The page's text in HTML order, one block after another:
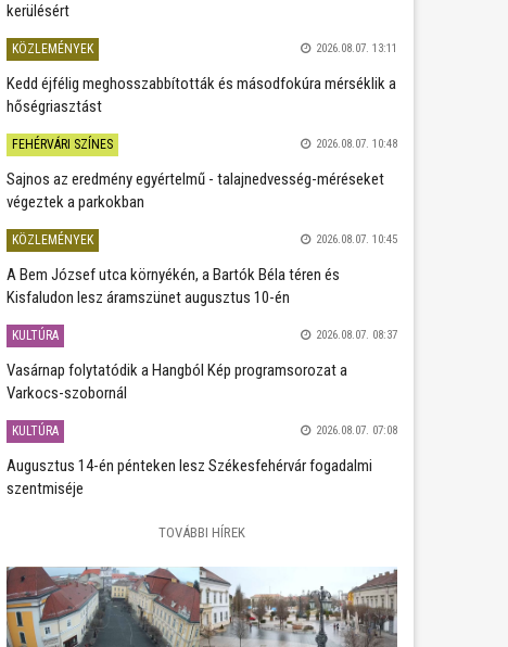
kerülésért
KÖZLEMÉNYEK 2026.08.07. 13:11
Kedd éjfélig meghosszabbították és másodfokúra mérséklik a
hőségriasztást
FEHÉRVÁRI SZÍNES 2026.08.07. 10:48
Sajnos az eredmény egyértelmű - talajnedvesség-méréseket
végeztek a parkokban
KÖZLEMÉNYEK 2026.08.07. 10:45
A Bem József utca környékén, a Bartók Béla téren és
Kisfaludon lesz áramszünet augusztus 10-én
KULTÚRA 2026.08.07. 08:37
Vasárnap folytatódik a Hangból Kép programsorozat a
Varkocs-szobornál
KULTÚRA 2026.08.07. 07:08
Augusztus 14-én pénteken lesz Székesfehérvár fogadalmi
szentmiséje
TOVÁBBI HÍREK